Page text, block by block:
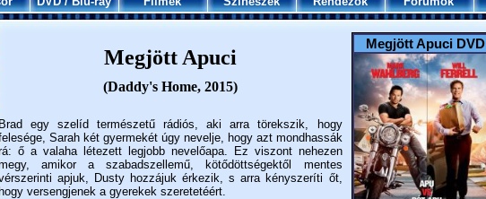
Megjött Apuci DVD
Megjött Apuci
(Daddy's Home, 2015)
Brad egy szelíd természetű rádiós, aki arra törekszik, hogy
Sarah két gyermekét úgy nevelje, hogy azt mondhassák
ő a valaha létezett legjobb nevelőapa. Ez viszont nehezen
amikor a szabadszellemű, kötődöttségektől mentes
apjuk, Dusty hozzájuk érkezik, s arra kényszeríti őt,
hogy versengjenek a gyerekek szeretetéért.